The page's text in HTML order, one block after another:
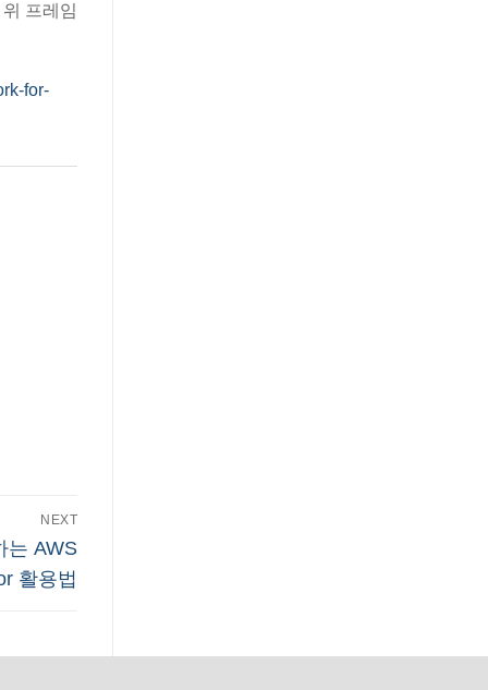
프레임
for-
NEXT
는 AWS
활용법